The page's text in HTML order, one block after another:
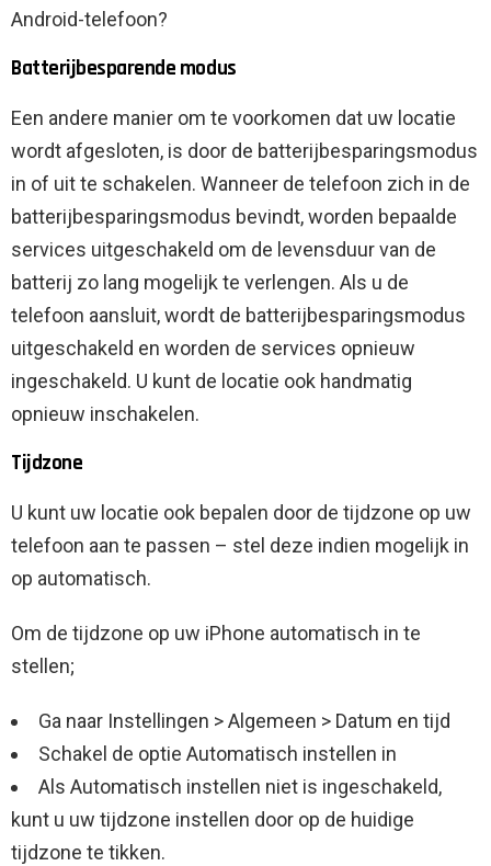
Android-telefoon?
Batterijbesparende modus
Een andere manier om te voorkomen dat uw locatie
wordt afgesloten, is door de batterijbesparingsmodus
in of uit te schakelen. Wanneer de telefoon zich in de
batterijbesparingsmodus bevindt, worden bepaalde
services uitgeschakeld om de levensduur van de
batterij zo lang mogelijk te verlengen. Als u de
telefoon aansluit, wordt de batterijbesparingsmodus
uitgeschakeld en worden de services opnieuw
ingeschakeld. U kunt de locatie ook handmatig
opnieuw inschakelen.
Tijdzone
U kunt uw locatie ook bepalen door de tijdzone op uw
telefoon aan te passen – stel deze indien mogelijk in
op automatisch.
Om de tijdzone op uw iPhone automatisch in te
stellen;
Ga naar Instellingen > Algemeen > Datum en tijd
Schakel de optie Automatisch instellen in
Als Automatisch instellen niet is ingeschakeld,
kunt u uw tijdzone instellen door op de huidige
tijdzone te tikken.